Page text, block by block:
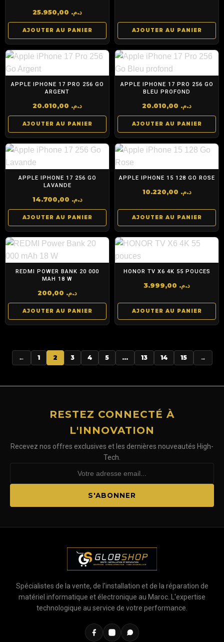
د.م.
AJOUTER AU PANIER AJOUTER AU PANIER
APPLE IPHONE 17 PRO 256 GO
ARGENT
د.م.
AJOUTER AU PANIER
APPLE IPHONE 17 PRO 256 GO
BLEU PROFOND
د.م.
AJOUTER AU PANIER
APPLE IPHONE 17 256 GO
LAVANDE
د.م.
AJOUTER AU PANIER
APPLE IPHONE 15 128 GO ROSE
د.م.
AJOUTER AU PANIER
REDMI POWER BANK 20 000
MAH 18 W
د.م.
AJOUTER AU PANIER
HONOR TV X6 4K 55 POUCES
د.م.
AJOUTER AU PANIER
← 1 2 3 4 5 … 13 14 15 →
RESTEZ CONNECTÉ À
L'INNOVATION
Recevez nos offres exclusives et les dernières nouveautés High-
Tech.
S'ABONNER
Spécialistes de la vente, de l'installation et de la réparation de
matériel informatique et électronique au Maroc. L'expertise
technologique au service de votre performance.